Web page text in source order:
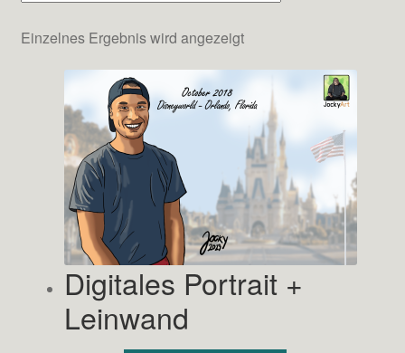
Testimonials
Kontakt
Einzelnes Ergebnis wird angezeigt
Digitales Portrait +
Leinwand